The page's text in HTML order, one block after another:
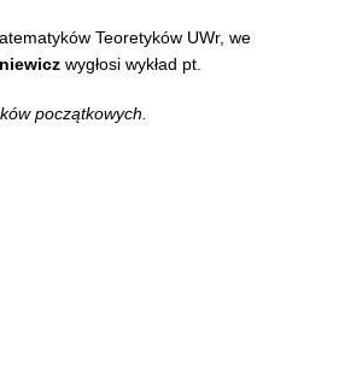
Teoretyków UWr, we
wygłosi wykład pt.
początkowych.